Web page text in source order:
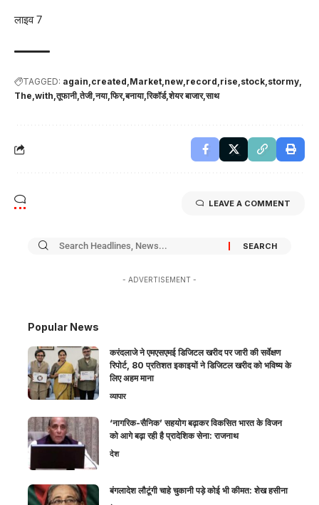
लाइव 7
TAGGED: again created Market new record rise stock stormy
The with तूफानी तेजी नया फिर बनाया रिकॉर्ड शेयर बाजार साथ
LEAVE A COMMENT
- ADVERTISEMENT -
Popular News
करंदलाजे ने एमएसएमई डिजिटल खरीद पर जारी की सर्वेक्षण
रिपोर्ट, 80 प्रतिशत इकाइयों ने डिजिटल खरीद को भविष्य के
लिए अहम माना
व्यापार
‘नागरिक-सैनिक’ सहयोग बढ़ाकर विकसित भारत के विजन
को आगे बढ़ा रही है प्रादेशिक सेना: राजनाथ
देश
बंगलादेश लौटूंगी चाहे चुकानी पड़े कोई भी कीमत: शेख हसीना